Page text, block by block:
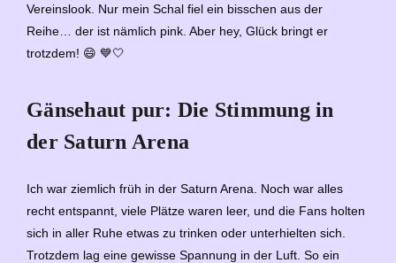
Vereinslook. Nur mein Schal fiel ein bisschen aus der
Reihe… der ist nämlich pink. Aber hey, Glück bringt er
trotzdem! 😄 💙🤍
Gänsehaut pur: Die Stimmung in
der Saturn Arena
Ich war ziemlich früh in der Saturn Arena. Noch war alles
recht entspannt, viele Plätze waren leer, und die Fans holten
sich in aller Ruhe etwas zu trinken oder unterhielten sich.
Trotzdem lag eine gewisse Spannung in der Luft. So ein